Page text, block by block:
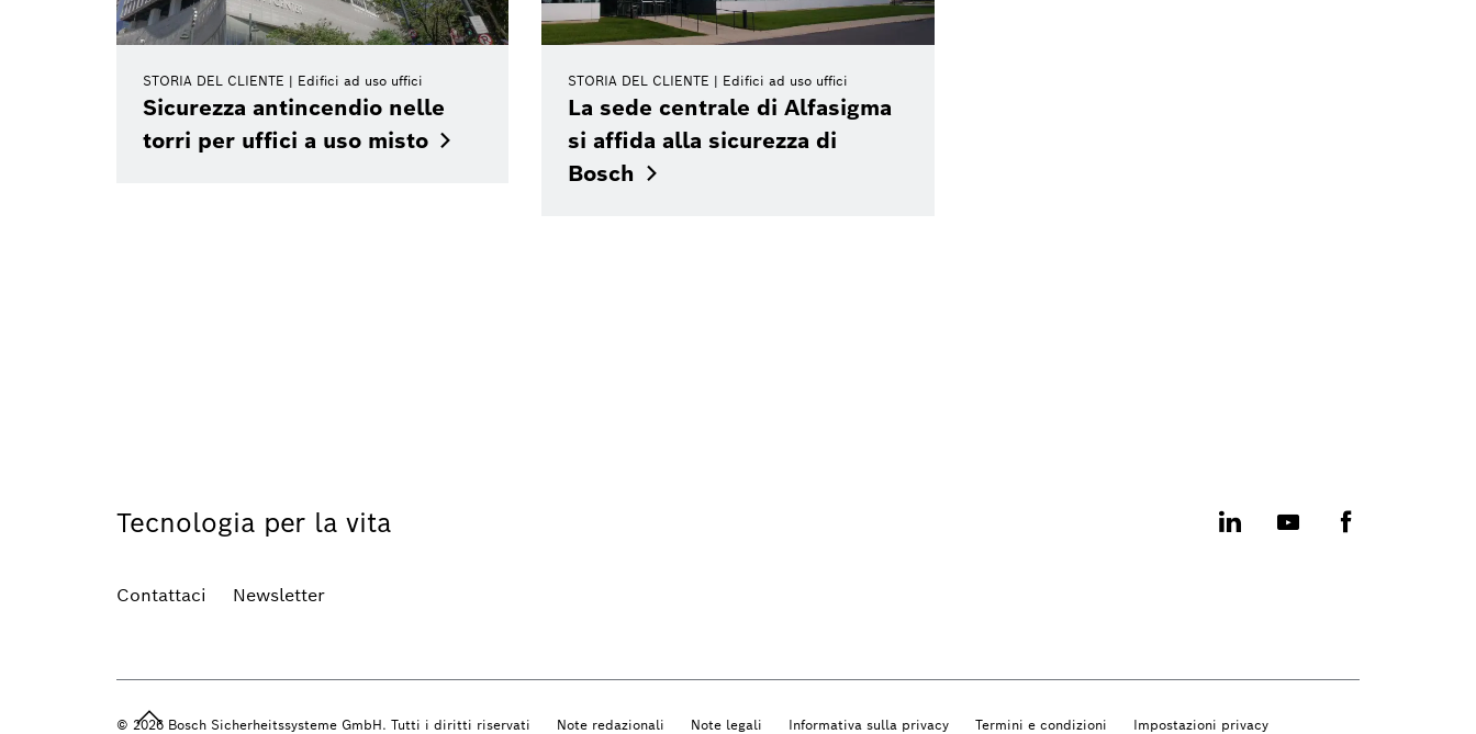
STORIA DEL CLIENTE Edifici ad uso uffici
Sicurezza antincendio nelle
torri per uffici a uso misto
STORIA DEL CLIENTE Edifici ad uso uffici
La sede centrale di Alfasigma
si affida alla sicurezza di
Bosch
Tecnologia per la vita
Contattaci Newsletter
Note redazionali Note legali Informativa sulla privacy Termini e condizioni Impostazioni privacy
© 2026 Bosch Sicherheitssysteme GmbH. Tutti i diritti riservati